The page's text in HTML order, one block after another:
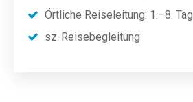
Örtliche Reiseleitung: 1.–8. Tag
sz-Reisebegleitung